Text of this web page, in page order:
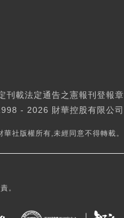
刊載法定通告之憲報刊登報章
- 2026 財華控股有限公司
華社版權所有,未經同意不得轉載。
。